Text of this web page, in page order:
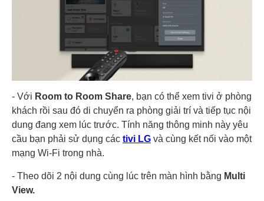
- Với Room to Room Share, bạn có thể xem tivi ở phòng
khách rồi sau đó di chuyển ra phòng giải trí và tiếp tục nội
dung đang xem lúc trước. Tính năng thông minh này yêu
cầu bạn phải sử dụng các tivi LG và cùng kết nối vào một
mạng Wi-Fi trong nhà.
- Theo dõi 2 nội dung cùng lúc trên màn hình bằng Multi
View.